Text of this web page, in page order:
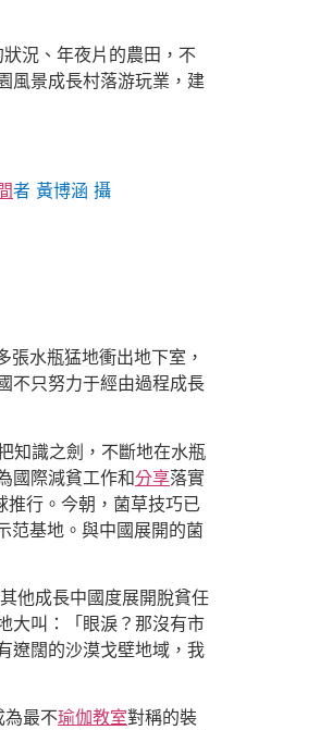
況、年夜片的農田，不
風景成長村落游玩業，建
者 黃博涵 攝
水瓶猛地衝出地下室，
不只努力于經由過程成長
知識之劍，不斷地在水瓶
國際減貧工作和分享落實
行。今朝，菌草技巧已
范基地。與中國展開的菌
他成長中國度展開脫貧任
大叫：「眼淚？那沒有市
遼闊的沙漠戈壁地域，我
為最不瑜伽教室對稱的裝